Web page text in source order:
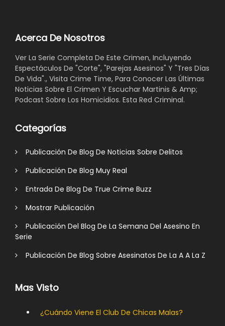
Acerca De Nosotros
Ver La Serie Completa De Este Crimen, Incluyendo
Espectáculos De "Corte", "Parejas Asesinos" Y "Tres Días
De Vida"., Visita Crime Time, Para Conocer Las Últimas
Noticias Sobre El Crimen Y Escuchar Martinis & Amp;
Podcast Sobre Los Homicidios. Esta Red Criminal.
Categorías
Publicación De Blog De Noticias Sobre Delitos
Publicación De Blog Muy Real
Entrada De Blog De True Crime Buzz
Mostrar Publicación
Publicación Del Blog De La Semana Del Asesino En
Serie
Publicación De Blog Sobre Asesinatos De La A A La Z
Mas Visto
¿Cuándo Viene El Club De Chicas Malas?